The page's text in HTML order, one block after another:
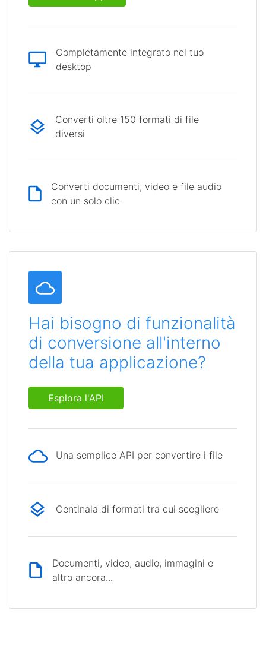
Completamente integrato nel tuo
desktop
Converti oltre 150 formati di file
diversi
Converti documenti, video e file audio
con un solo clic
Hai bisogno di funzionalità
di conversione all'interno
della tua applicazione?
Esplora l'API
Una semplice API per convertire i file
Centinaia di formati tra cui scegliere
Documenti, video, audio, immagini e
altro ancora...